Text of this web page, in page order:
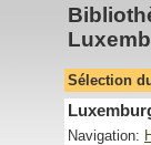
Sélection
Navigation: